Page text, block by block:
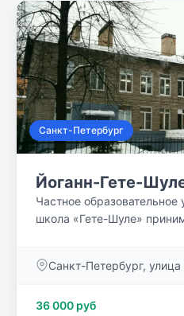
Санкт-Петербург
Йоганн-Гете-
Частное
школа «Гете-Шуле»
Наша задача - помочь им
знаний. Мы поможем
Санкт-Петербург,
36 000 руб